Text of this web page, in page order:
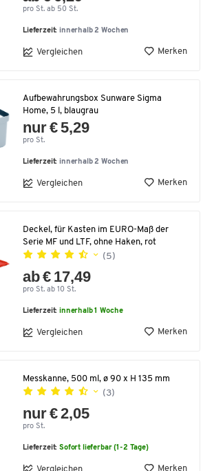
pro St. ab 50 St.
Lieferzeit: innerhalb 2 Wochen
Vergleichen Merken
Aufbewahrungsbox Sunware Sigma
Home, 5 l, blaugrau
nur € 5,29
pro St.
Lieferzeit: innerhalb 2 Wochen
Vergleichen Merken
Deckel, für Kasten im EURO-Maß der
Serie MF und LTF, ohne Haken, rot
(5)
ab € 17,49
pro St. ab 10 St.
Lieferzeit:innerhalb 1 Woche
Vergleichen Merken
Messkanne, 500 ml, ø 90 x H 135 mm
(3)
nur € 2,05
pro St.
Lieferzeit:Sofort lieferbar (1-2 Tage)
Vergleichen Merken